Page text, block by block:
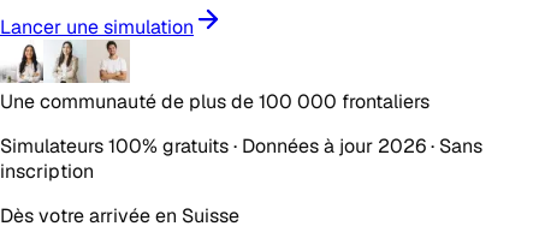
Lancer une simulation
Une communauté de plus de100 000 frontaliers
Simulateurs 100% gratuits · Données à jour 2026 · Sans
inscription
Dès votre arrivée en Suisse